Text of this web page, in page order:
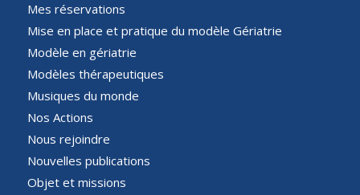
Mes réservations
Mise en place et pratique du modèle Gériatrie
Modèle en gériatrie
Modèles thérapeutiques
Musiques du monde
Nos Actions
Nous rejoindre
Nouvelles publications
Objet et missions